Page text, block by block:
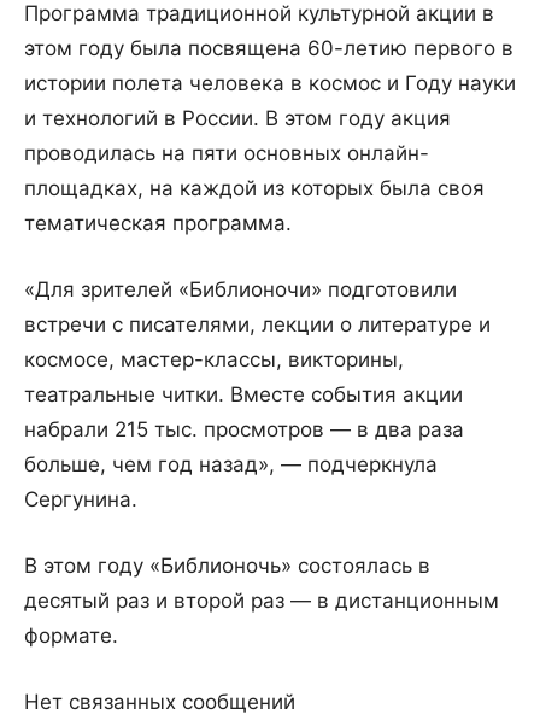
Программа традиционной культурной акции в
этом году была посвящена 60-летию первого в
истории полета человека в космос и Году науки
и технологий в России. В этом году акция
проводилась на пяти основных онлайн-
площадках, на каждой из которых была своя
тематическая программа.
«Для зрителей «Библионочи» подготовили
встречи с писателями, лекции о литературе и
космосе, мастер-классы, викторины,
театральные читки. Вместе события акции
набрали 215 тыс. просмотров — в два раза
больше, чем год назад», — подчеркнула
Сергунина.
В этом году «Библионочь» состоялась в
десятый раз и второй раз — в дистанционным
формате.
Нет связанных сообщений